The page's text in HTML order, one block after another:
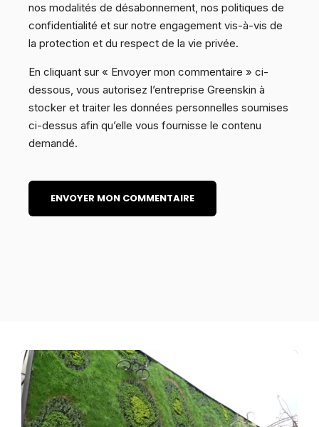
nos modalités de désabonnement, nos politiques de
confidentialité et sur notre engagement vis-à-vis de
la protection et du respect de la vie privée.
En cliquant sur « Envoyer mon commentaire » ci-
dessous, vous autorisez l’entreprise Greenskin à
stocker et traiter les données personnelles soumises
ci-dessus afin qu’elle vous fournisse le contenu
demandé.